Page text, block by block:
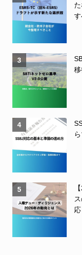
す
3
4
5
応